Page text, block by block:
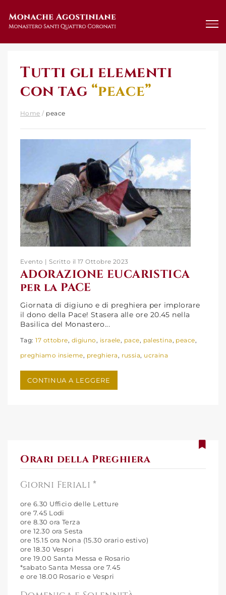
Tutti gli elementi
con tag “peace”
Home / peace
ADORAZIONE EUCARISTICA
per la PACE
Evento | Scritto il 17 Ottobre 2023
ADORAZIONE EUCARISTICA
per la PACE
Giornata di digiuno e di preghiera per implorare
il dono della Pace! Stasera alle ore 20.45 nella
Basilica del Monastero...
Tag:17 ottobre, digiuno, israele, pace, palestina, peace,
preghiamo insieme, preghiera, russia, ucraina
CONTINUA A LEGGERE
Orari della Preghiera
Giorni Feriali *
ore 6.30 Ufficio delle Letture
ore 7.45 Lodi
ore 8.30 ora Terza
ore 12.30 ora Sesta
ore 15.15 ora Nona (15.30 orario estivo)
ore 18.30 Vespri
ore 19.00 Santa Messa e Rosario
*sabato Santa Messa ore 7.45
e ore 18.00 Rosario e Vespri